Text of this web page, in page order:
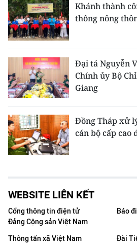
Khánh thành
thông nông
Đại tá Nguyễn
Chính ủy Bộ
Giang
Đồng Tháp xử
cán bộ cấp cao
WEBSITE LIÊN KẾT
Cổng thông tin điện tử
Đảng Cộng sản Việt Nam
Báo
Thông tấn xã Việt Nam
Đài